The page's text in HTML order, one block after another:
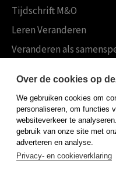
Tijdschrift M&O
Leren Veranderen
Veranderen als
Koninklijke Boom
Boom Psychologie
Boom Hoger Onderwijs
Over de cookies op
We gebruiken cookies om
personaliseren, om functies
websiteverkeer te
gebruik van onze site met
adverteren en analyse.
Privacy- en cookieverklaring